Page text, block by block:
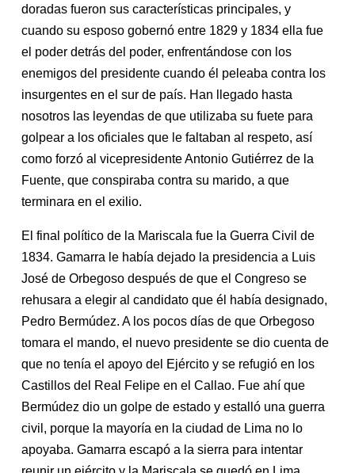
doradas fueron sus características principales, y
cuando su esposo gobernó entre 1829 y 1834 ella fue
el poder detrás del poder, enfrentándose con los
enemigos del presidente cuando él peleaba contra los
insurgentes en el sur de país. Han llegado hasta
nosotros las leyendas de que utilizaba su fuete para
golpear a los oficiales que le faltaban al respeto, así
como forzó al vicepresidente Antonio Gutiérrez de la
Fuente, que conspiraba contra su marido, a que
terminara en el exilio.
El final político de la Mariscala fue la Guerra Civil de
1834. Gamarra le había dejado la presidencia a Luis
José de Orbegoso después de que el Congreso se
rehusara a elegir al candidato que él había designado,
Pedro Bermúdez. A los pocos días de que Orbegoso
tomara el mando, el nuevo presidente se dio cuenta de
que no tenía el apoyo del Ejército y se refugió en los
Castillos del Real Felipe en el Callao. Fue ahí que
Bermúdez dio un golpe de estado y estalló una guerra
civil, porque la mayoría en la ciudad de Lima no lo
apoyaba. Gamarra escapó a la sierra para intentar